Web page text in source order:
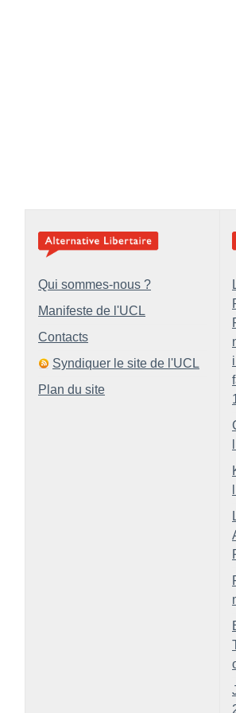
Qui sommes-nous ?
Manifeste de l'UCL
Contacts
Syndiquer le site de l'UCL
Plan du site